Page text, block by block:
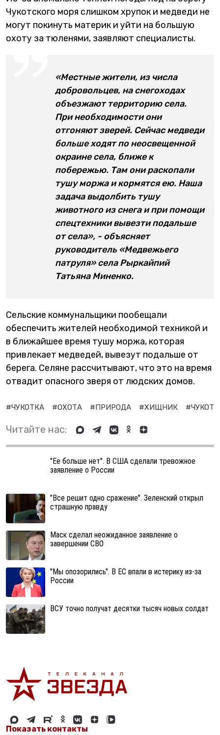
Чукотского моря слишком хрупок и медведи не
могут покинуть материк и уйти на большую
охоту за тюленями, заявляют специалисты.
«Местные жители, из числа
добровольцев, на снегоходах
объезжают территорию села.
При необходимости они
отгоняют зверей. Сейчас медведи
больше ходят по неосвещенной
окраине села, ближе к
побережью. Там они раскопали
тушу моржа и кормятся ею. Наша
задача выдолбить тушу
животного из снега и при помощи
спецтехники вывезти подальше
от села», - объясняет
руководитель «Медвежьего
патруля» села Рыркайпий
Татьяна Миненко.
Сельские коммунальщики пообещали
обеспечить жителей необходимой техникой и
в ближайшее время тушу моржа, которая
привлекает медведей, вывезут подальше от
берега. Селяне рассчитывают, что это на время
отвадит опасного зверя от людских домов.
#ЧУКОТКА #ОХОТА #ПРИРОДА #ХИЩНИК
Читайте нас:
"Ее больше нет". В США сделали тревожное
заявление о России
"Все решит одно сражение". Зеленский открыл
страшную правду
Маск сделал неожиданное заявление о
завершении СВО
"Мы опозорились". В ЕС впали в истерику из-за
России
ВСУ точно получат десятки тысяч новых солдат
Показать контакты